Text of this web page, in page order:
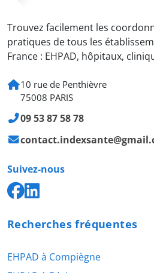
Trouvez facilement les
pratiques de tous les
France : EHPAD, hôpitaux,
10 rue de Penthièvre
75008 PARIS
09 53 87 58 78
Suivez-nous
Recherches fréquentes
EHPAD à Compiègne